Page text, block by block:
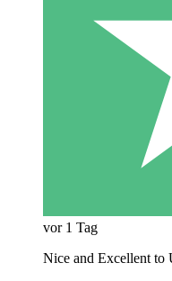
vor 1 Tag
Nice and Excellent to